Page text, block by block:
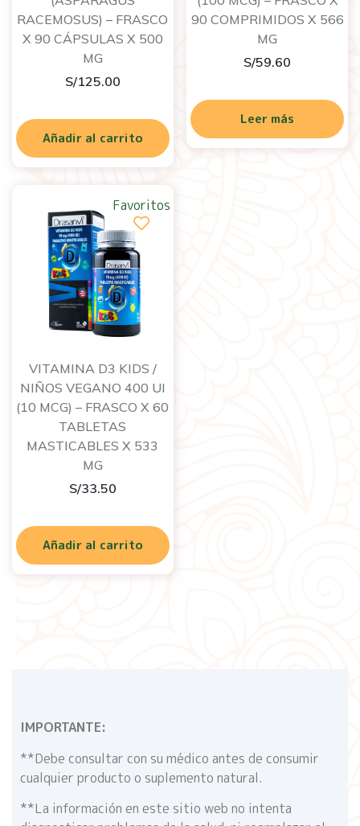
RACEMOSUS) – FRASCO
X 90 CÁPSULAS X 500
MG
S/125.00
Añadir al carrito
90 COMPRIMIDOS X 566
MG
S/59.60
Leer más
VITAMINA D3 KIDS /
NIÑOS VEGANO 400 UI
(10 MCG) – FRASCO X 60
TABLETAS
MASTICABLES X 533
MG
S/33.50
Añadir al carrito
Favoritos
IMPORTANTE:
**Debe consultar con su médico antes de consumir
cualquier producto o suplemento natural.
**La información en este sitio web no intenta